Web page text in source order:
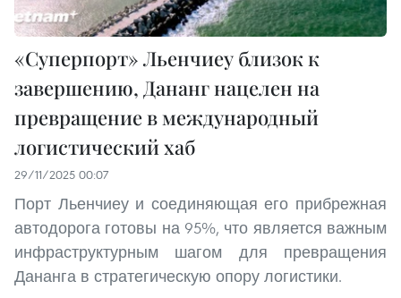
«Суперпорт» Льенчиеу близок к
завершению, Дананг нацелен на
превращение в международный
логистический хаб
29/11/2025 00:07
Порт Льенчиеу и соединяющая его прибрежная
автодорога готовы на 95%, что является важным
инфраструктурным шагом для превращения
Дананга в стратегическую опору логистики.